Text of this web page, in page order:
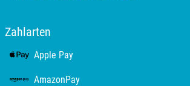
Zahlarten
Apple Pay
AmazonPay